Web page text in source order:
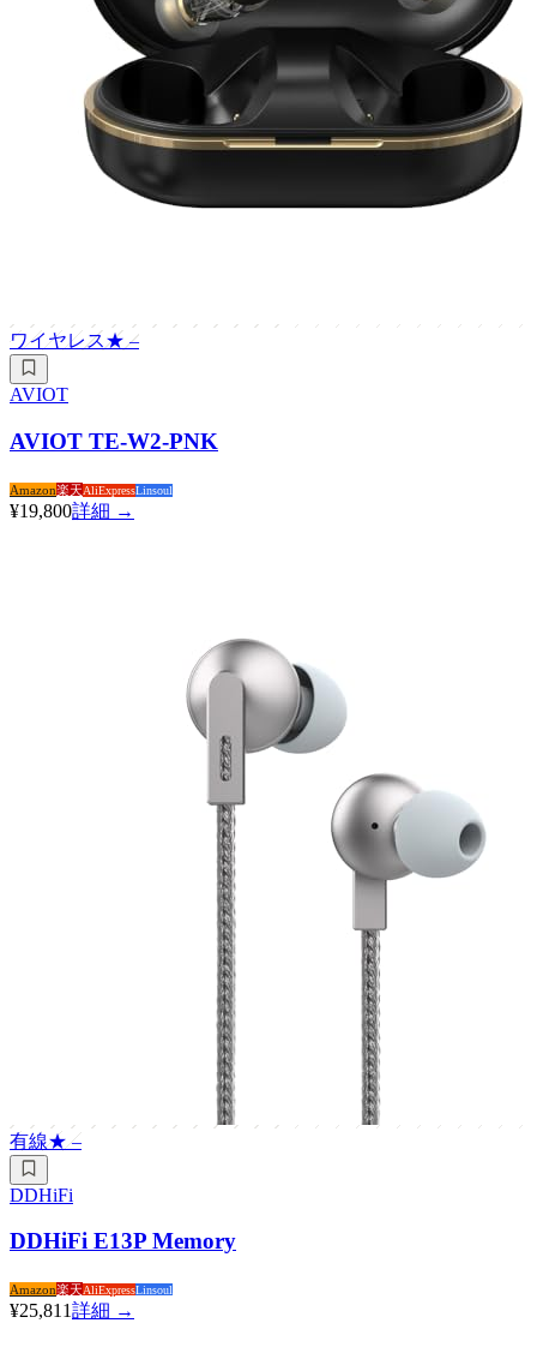
ワイヤレス★–
AVIOT
AVIOT TE-W2-PNK
Amazon楽天AliExpressLinsoul
¥19,800詳細 →
有線★–
DDHiFi
DDHiFi E13P Memory
Amazon楽天AliExpressLinsoul
¥25,811詳細 →